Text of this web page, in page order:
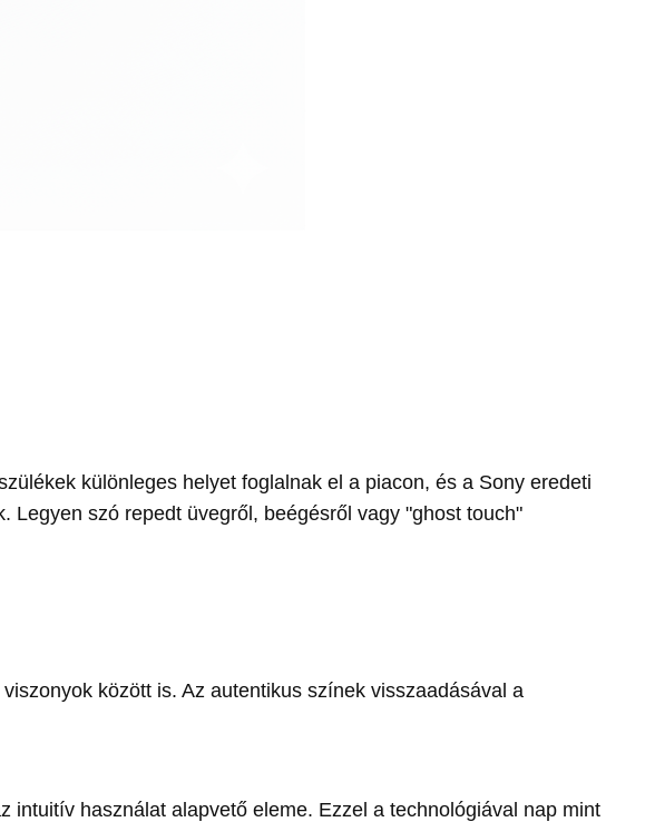
különleges helyet foglalnak el a piacon, és a Sony eredeti
Legyen szó repedt üvegről, beégésről vagy "ghost touch"
között is. Az autentikus színek visszaadásával a
használat alapvető eleme. Ezzel a technológiával nap mint